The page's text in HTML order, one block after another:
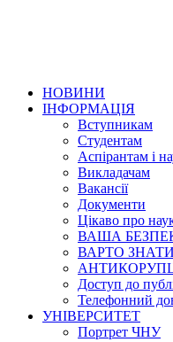
НОВИНИ
ІНФОРМАЦІЯ
Вступникам
Студентам
Аспірантам і
Викладачам
Вакансії
Документи
Цікаво про
ВАША
ВАРТО
Доступ до
Телефонний
УНІВЕРСИТЕТ
Портрет ЧНУ